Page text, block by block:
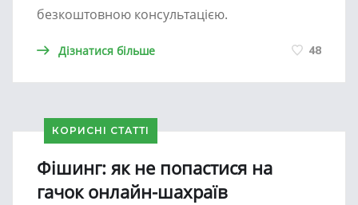
безкоштовною консультацією.
Дізнатися більше 48
КОРИСНІ СТАТТІ
Фішинг: як не попастися на
гачок онлайн-шахраїв